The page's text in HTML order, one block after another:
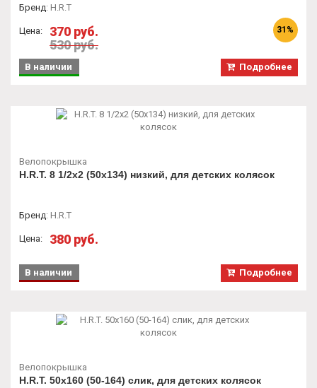
Бренд: H.R.T
Цена:
370 руб.
530 руб.
31%
Подробнее
В наличии
Велопокрышка
H.R.T. 8 1/2x2 (50х134) низкий, для детских колясок
Бренд: H.R.T
Цена: 380 руб.
Подробнее
В наличии
Велопокрышка
H.R.T. 50x160 (50-164) слик, для детских колясок